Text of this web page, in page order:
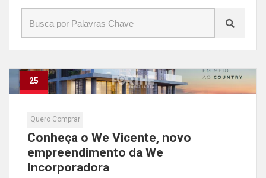
25
Quero Comprar
Conheça o We Vicente, novo
empreendimento da We
Incorporadora